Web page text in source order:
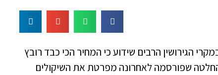
הגירושין הרבים שידוע כי המחיר הכי כבד רובץ
שפורסמה לאחרונה מפרטת את השיקולים